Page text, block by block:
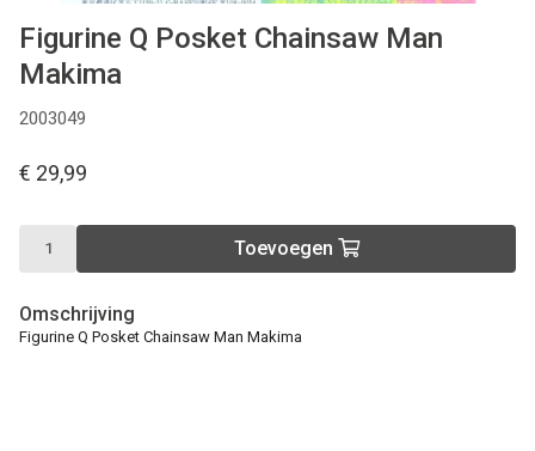
Figurine Q Posket Chainsaw Man
Makima
2003049
€ 29,99
Toevoegen
Omschrijving
Figurine Q Posket Chainsaw Man Makima